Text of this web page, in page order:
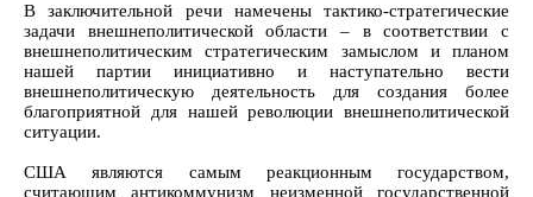
В заключительной речи намечены тактико-стратегические
задачи внешнеполитической области – в соответствии с
внешнеполитическим стратегическим замыслом и планом
нашей партии инициативно и наступательно вести
внешнеполитическую деятельность для создания более
благоприятной для нашей революции внешнеполитической
ситуации.
США являются самым реакционным государством,
считающим антикоммунизм неизменной государственной